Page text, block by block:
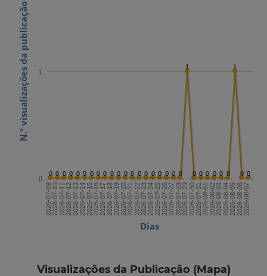
Dias
N.º visualizações da publicação
0 0 0 0 0 0 0 0 0 0 0 0 0 0 0 0 0 0 0 0
1
0 0 0 0 0 0
1
0 0
2026-07-092026-07-102026-07-112026-07-122026-07-132026-07-142026-07-152026-07-162026-07-172026-07-182026-07-192026-07-202026-07-212026-07-222026-07-232026-07-242026-07-252026-07-262026-07-272026-07-282026-07-292026-07-302026-07-312026-08-012026-08-022026-08-032026-08-042026-08-052026-08-062026-08-07
0
1
Visualizações da Publicação (Mapa)